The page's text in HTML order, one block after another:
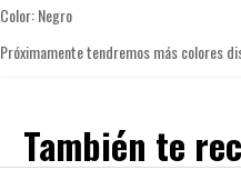
Color: Negro
Próximamente tendremos más colores
También te